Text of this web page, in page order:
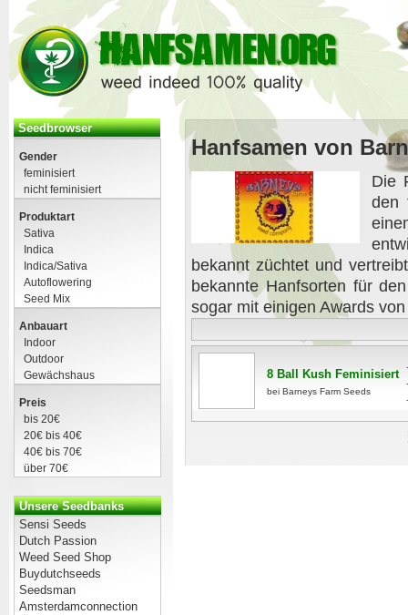
Seedbrowser
Gender
feminisiert
nicht feminisiert
Produktart
Sativa
Indica
Indica/Sativa
Autoflowering
Seed Mix
Anbauart
Indoor
Outdoor
Gewächshaus
Preis
bis 20€
20€ bis 40€
40€ bis 70€
über 70€
Unsere Seedbanks
Sensi Seeds
Dutch Passion
Weed Seed Shop
Buydutchseeds
Seedsman
Amsterdamconnection
Hanfsamen von
Die
den
bekannt züchtet und
bekannte Hanfsorten für
sogar mit einigen Awards
8 Ball Kush Feminisiert
bei Barneys Farm Seeds